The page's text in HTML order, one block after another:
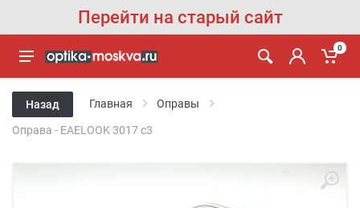
Перейти на старый сайт
0
Назад Главная Оправы
Оправа - EAELOOK 3017 c3